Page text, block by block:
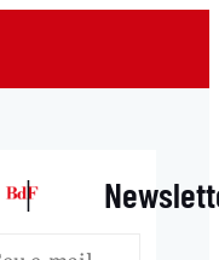
|